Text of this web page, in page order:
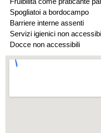
Spogliatoi a bordocampo
Barriere interne assenti
Servizi igienici non
Docce non accessibili